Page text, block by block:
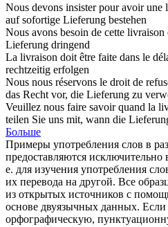
Nous devons insister pour avoir une
auf sofortige Lieferung bestehen
Nous avons besoin de cette livraison
Lieferung dringend
La livraison doit être faite dans le
rechtzeitig erfolgen
Nous nous réservons le droit de
das Recht vor, die Lieferung zu
Veuillez nous faire savoir quand la
teilen Sie uns mit, wann die
Больше
Примеры употребления слов в
предоставляются исключительно
е. для изучения употребления
их перевода на другой. Все
из открытых источников с
основе двуязычных данных.
орфографическую,